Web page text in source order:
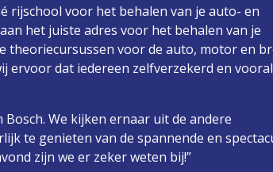
rijschool voor het behalen van je auto- en
het juiste adres voor het behalen van je
theoriecursussen voor de auto, motor en
ervoor dat iedereen zelfverzekerd en
We kijken ernaar uit de andere
te genieten van de spannende en
zijn we er zeker weten bij!”